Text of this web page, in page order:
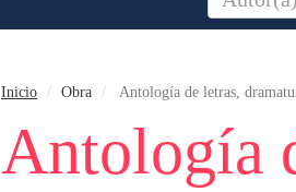
Inicio Obra Antología de letras,
Antología